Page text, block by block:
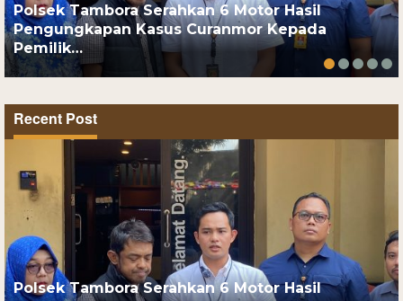
Polsek Tambora Serahkan 6 Motor Hasil
Pengungkapan Kasus Curanmor Kepada
Pemilik…
Recent Post
Polsek Tambora Serahkan 6 Motor Hasil